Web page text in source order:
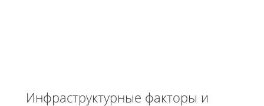
Инфраструктурные факторы и